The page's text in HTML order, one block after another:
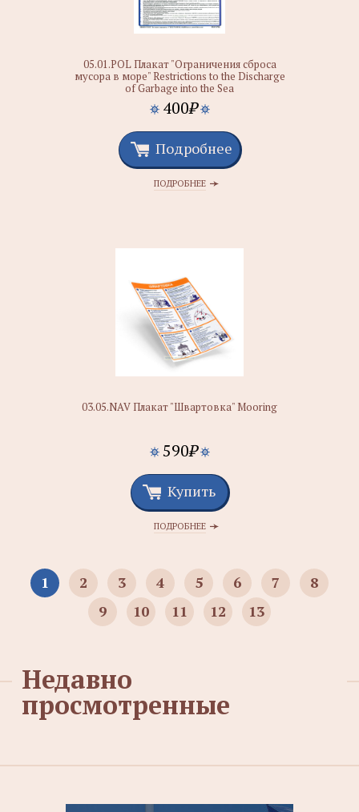
05.01.POL Плакат "Ограничения сброса
мусора в море" Restrictions to the Discharge
of Garbage into the Sea
400₽
Подробнее
ПОДРОБНЕЕ
03.05.NAV Плакат "Швартовка" Mooring
590₽
Купить
ПОДРОБНЕЕ
1 2 3 4 5 6 7
8
9
10 11 12 13
Недавно
просмотренные